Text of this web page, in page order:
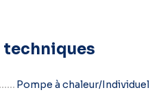
techniques
Pompe à chaleur/Individuel